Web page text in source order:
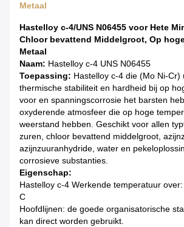
Metaal
Hastelloy c-4/UNS N06455 voor Hete
Chloor bevattend Middelgroot, Op
Metaal
Naam: Hastelloy c-4 UNS N06455
Toepassing: Hastelloy c-4 die (Mo Ni-Cr)
thermische stabiliteit en hardheid bij op
voor en spanningscorrosie het barsten
oxyderende atmosfeer die op hoge
weerstand hebben. Geschikt voor allen
zuren, chloor bevattend middelgroot,
azijnzuuranhydride, water en
corrosieve substanties.
Eigenschap:
Hastelloy c-4 Werkende temperatuur
C
Hoofdlijnen: de goede organisatorische
kan direct worden gebruikt.